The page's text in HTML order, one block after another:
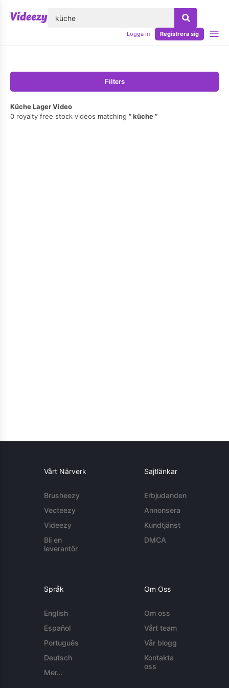
Logga in Registrera sig
Filters
Küche Lager Video
0 royalty free stock videos matching
küche
Vårt Närverk
Brusheezy
Vecteezy
Videezy
Bli en
leverantör
Sajtlänkar
Erbjudanden
Annonsera
Kundtjänst
DMCA
Språk
English
Español
Português
Deutsch
Mer...
Om Oss
Om oss
Vårt team
Vår blogg
Kontakta
oss